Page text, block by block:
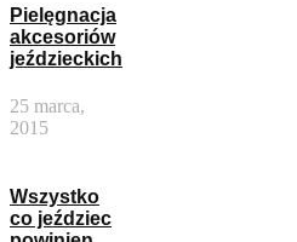
Pielęgnacja
akcesoriów
jeździeckich
25 marca,
2015
Wszystko
co jeździec